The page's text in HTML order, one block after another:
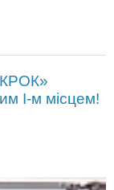
І-м місцем!